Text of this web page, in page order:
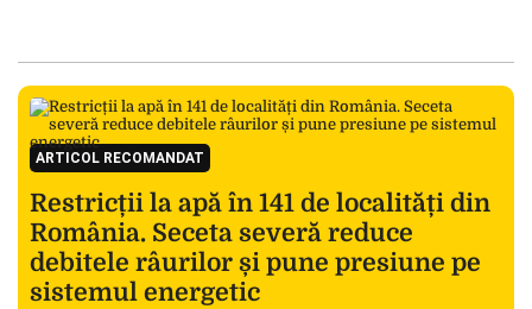
ARTICOL RECOMANDAT
Restricții la apă în 141 de localități din
România. Seceta severă reduce
debitele râurilor și pune presiune pe
sistemul energetic